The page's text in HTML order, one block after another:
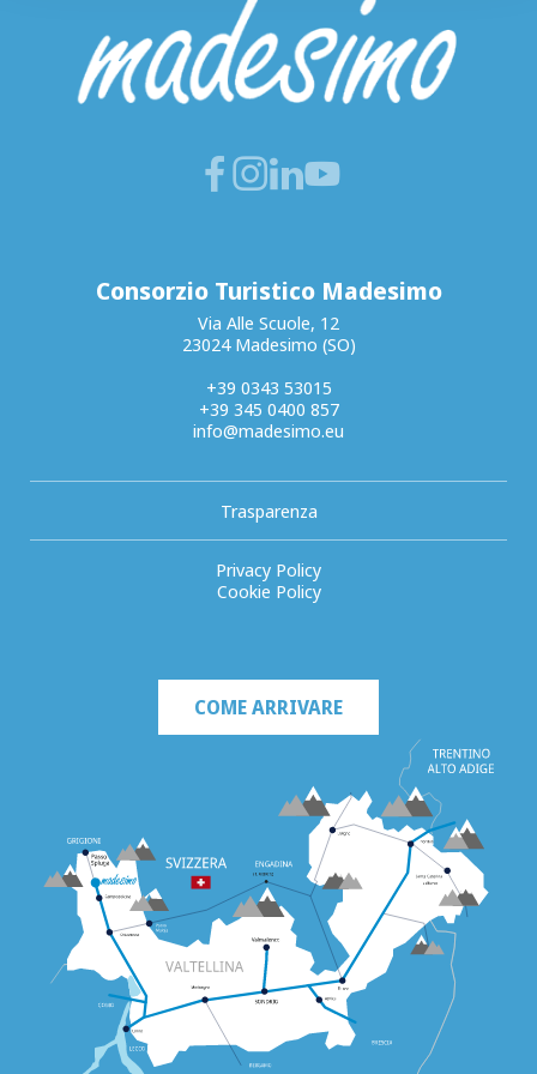
Consorzio Turistico Madesimo
Via Alle Scuole, 12
23024 Madesimo (SO)
+39 0343 53015
+39 345 0400 857
info@madesimo.eu
Trasparenza
Privacy Policy
Cookie Policy
COME ARRIVARE